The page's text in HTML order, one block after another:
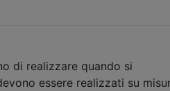
di realizzare quando si
essere realizzati su